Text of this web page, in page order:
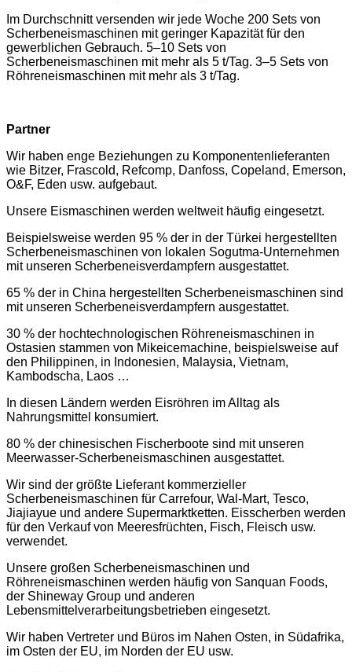
Im Durchschnitt versenden wir jede Woche 200 Sets von
Scherbeneismaschinen mit geringer Kapazität für den
gewerblichen Gebrauch. 5–10 Sets von
Scherbeneismaschinen mit mehr als 5 t/Tag. 3–5 Sets von
Röhreneismaschinen mit mehr als 3 t/Tag.
Partner
Wir haben enge Beziehungen zu Komponentenlieferanten
wie Bitzer, Frascold, Refcomp, Danfoss, Copeland, Emerson,
O&F, Eden usw. aufgebaut.
Unsere Eismaschinen werden weltweit häufig eingesetzt.
Beispielsweise werden 95 % der in der Türkei hergestellten
Scherbeneismaschinen von lokalen Sogutma-Unternehmen
mit unseren Scherbeneisverdampfern ausgestattet.
65 % der in China hergestellten Scherbeneismaschinen sind
mit unseren Scherbeneisverdampfern ausgestattet.
30 % der hochtechnologischen Röhreneismaschinen in
Ostasien stammen von Mikeicemachine, beispielsweise auf
den Philippinen, in Indonesien, Malaysia, Vietnam,
Kambodscha, Laos …
In diesen Ländern werden Eisröhren im Alltag als
Nahrungsmittel konsumiert.
80 % der chinesischen Fischerboote sind mit unseren
Meerwasser-Scherbeneismaschinen ausgestattet.
Wir sind der größte Lieferant kommerzieller
Scherbeneismaschinen für Carrefour, Wal-Mart, Tesco,
Jiajiayue und andere Supermarktketten. Eisscherben werden
für den Verkauf von Meeresfrüchten, Fisch, Fleisch usw.
verwendet.
Unsere großen Scherbeneismaschinen und
Röhreneismaschinen werden häufig von Sanquan Foods,
der Shineway Group und anderen
Lebensmittelverarbeitungsbetrieben eingesetzt.
Wir haben Vertreter und Büros im Nahen Osten, in Südafrika,
im Osten der EU, im Norden der EU usw.